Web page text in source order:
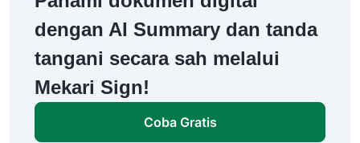
dengan AI Summary dan tanda
tangani secara sah melalui
Mekari Sign!
Coba Gratis